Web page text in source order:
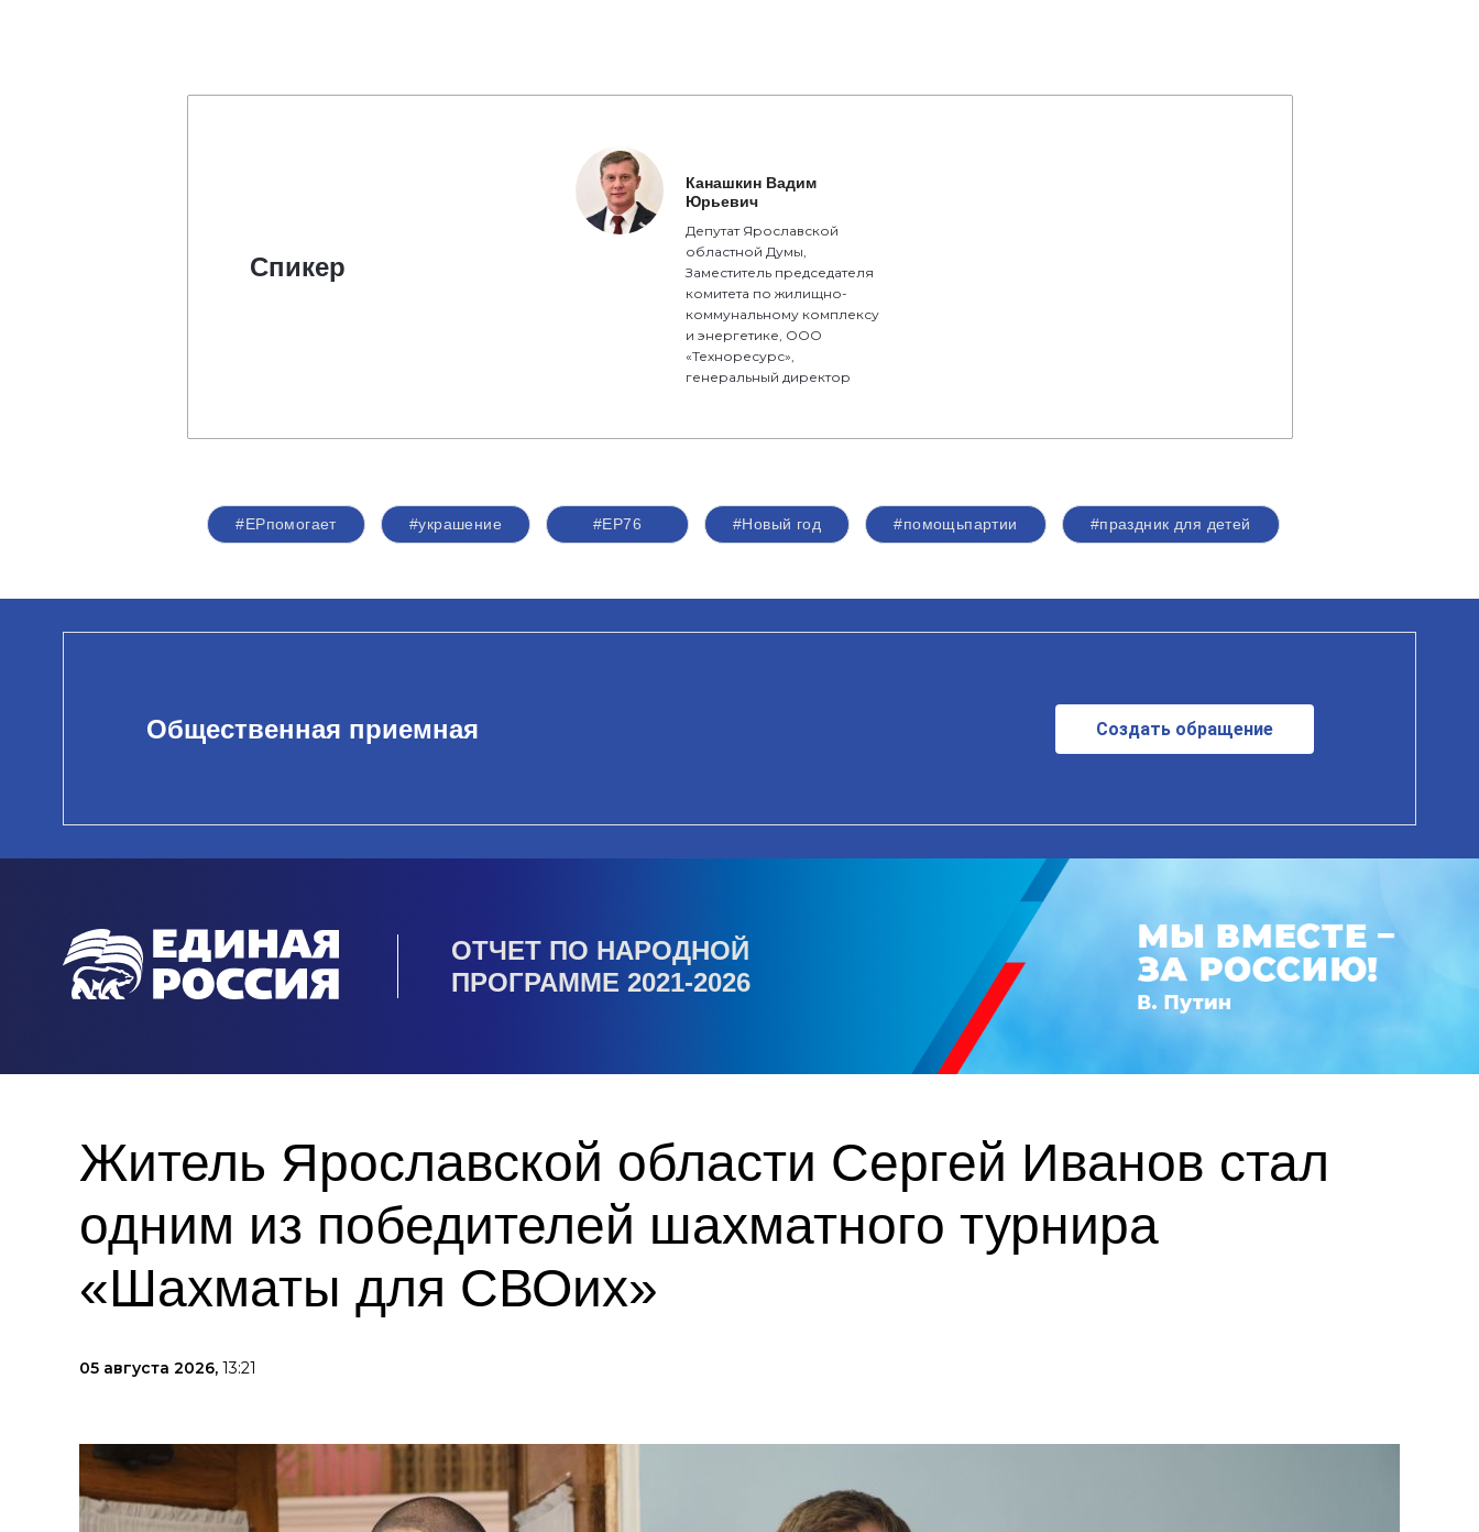
Спикер
Канашкин Вадим
Юрьевич
Депутат Ярославской
областной Думы,
Заместитель председателя
комитета по жилищно-
коммунальному комплексу
и энергетике, ООО
«Техноресурс»,
генеральный директор
#ЕРпомогает #украшение #ЕР76 #Новый год #помощьпартии #праздник для детей
Общественная приемная Создать обращение
ОТЧЕТ ПО НАРОДНОЙ
ПРОГРАММЕ 2021-2026
Житель Ярославской области Сергей Иванов стал
одним из победителей шахматного турнира
«Шахматы для СВОих»
05 августа 2026, 13:21